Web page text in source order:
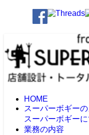
HOME
スーパーボギー
スーパーボギー
業務の内容